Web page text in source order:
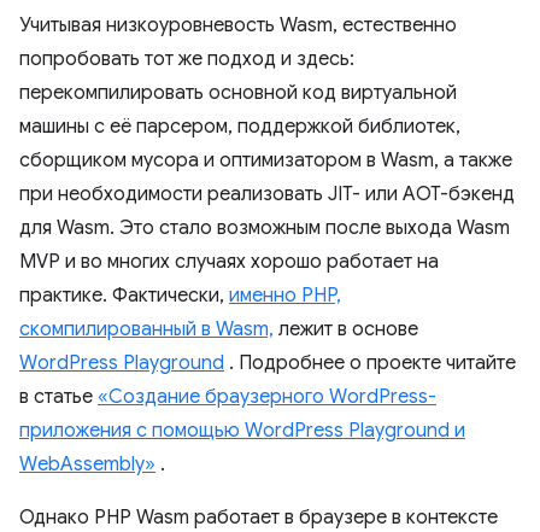
Учитывая низкоуровневость Wasm, естественно
попробовать тот же подход и здесь:
перекомпилировать основной код виртуальной
машины с её парсером, поддержкой библиотек,
сборщиком мусора и оптимизатором в Wasm, а также
при необходимости реализовать JIT- или AOT-бэкенд
для Wasm. Это стало возможным после выхода Wasm
MVP и во многих случаях хорошо работает на
практике. Фактически, именно PHP,
скомпилированный в Wasm, лежит в основе
WordPress Playground . Подробнее о проекте читайте
в статье «Создание браузерного WordPress-
приложения с помощью WordPress Playground и
WebAssembly» .
Однако PHP Wasm работает в браузере в контексте